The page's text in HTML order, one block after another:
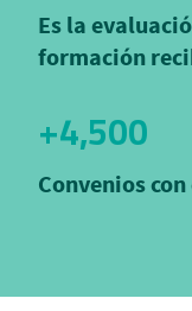
Es la
formación
+4,500
Convenios